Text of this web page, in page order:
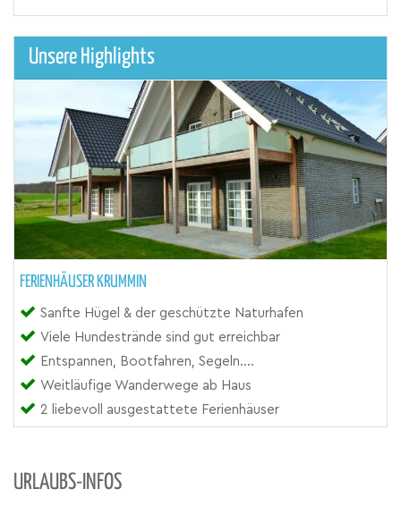
Unsere Highlights
FERIENHÄUSER KRUMMIN
Sanfte Hügel & der geschützte Naturhafen
Viele Hundestrände sind gut erreichbar
Entspannen, Bootfahren, Segeln....
Weitläufige Wanderwege ab Haus
2 liebevoll ausgestattete Ferienhäuser
URLAUBS-INFOS